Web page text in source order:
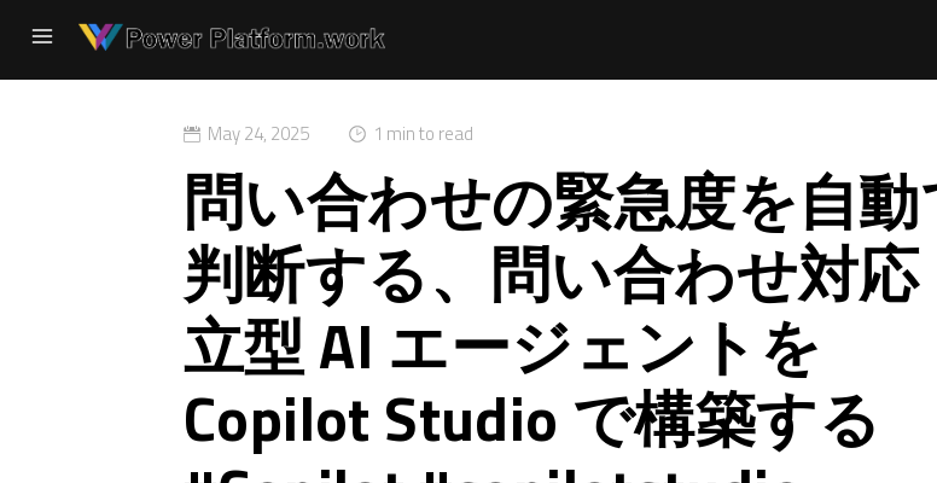
May 24, 2025 1 min to read
問い合わせの緊急度を自
判断する、問い合わせ対応
立型 AI エージェントを
Copilot Studio で構築する